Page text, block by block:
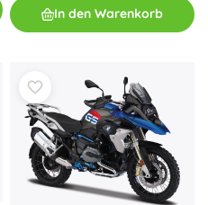
In den Warenkorb